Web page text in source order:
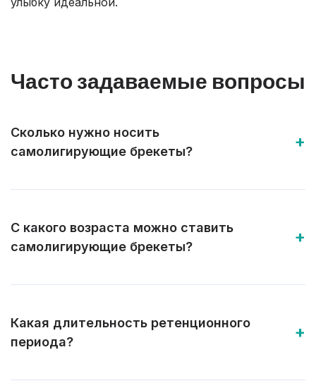
Часто задаваемые вопросы
Сколько нужно носить
самолигирующие брекеты?
С какого возраста можно ставить
самолигирующие брекеты?
Какая длительность ретенционного
периода?